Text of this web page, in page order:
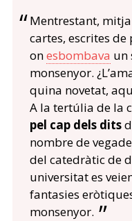
Mentrestant,
cartes, escrites
onesbombava un
monsenyor.
quina novetat,
A la tertúlia de la
pel cap dels dits
nombre de
del catedràtic de
universitat es
fantasies
monsenyor.